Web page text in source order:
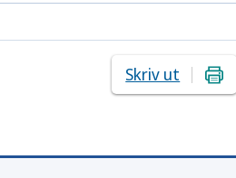
Skriv ut